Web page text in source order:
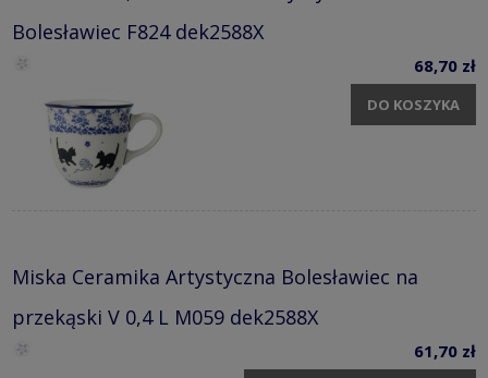
Bolesławiec F824 dek2588X
68,70 zł
DO KOSZYKA
Miska Ceramika Artystyczna Bolesławiec na
przekąski V 0,4 L M059 dek2588X
61,70 zł